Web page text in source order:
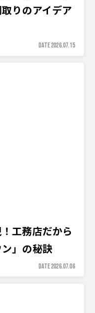
りのアイデア
DATE 2026.07.15
工務店だから
」の秘訣
DATE 2026.07.06